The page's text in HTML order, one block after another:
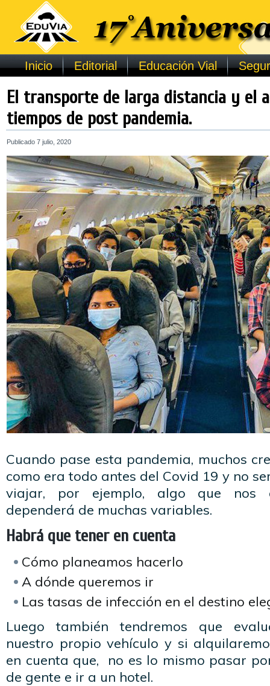
Inicio Editorial Educación Vial
El transporte de larga distancia y el
tiempos de post pandemia.
Publicado 7 julio, 2020
Cuando pase esta pandemia, muchos
como era todo antes del Covid 19 y no
viajar, por ejemplo, algo que nos
dependerá de muchas variables.
Habrá que tener en cuenta
Cómo planeamos hacerlo
A dónde queremos ir
Las tasas de infección en el destino
Luego también tendremos que
nuestro propio vehículo y si
en cuenta que, no es lo mismo pasar
de gente e ir a un hotel.